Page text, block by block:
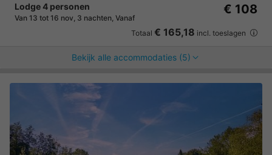
Lodge 4 personen
Van 13 tot 16 nov, 3 nachten, Vanaf
€ 108
Totaal € 165,18 incl. toeslagen
Bekijk alle accommodaties (5)